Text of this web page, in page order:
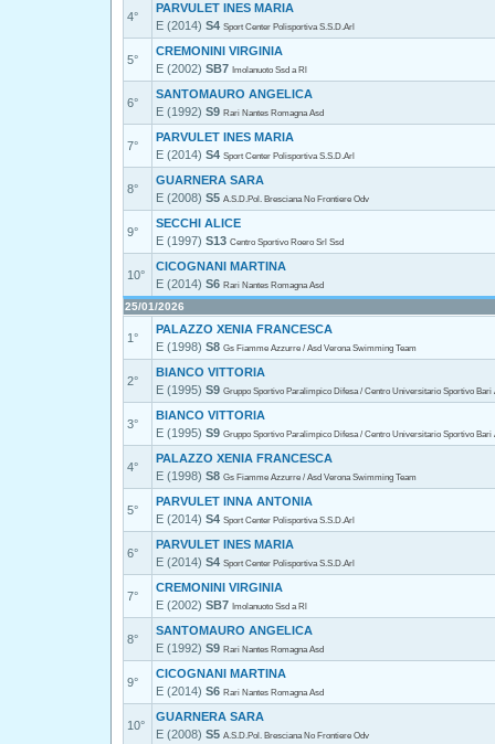
4°
PARVULET INES MARIA
E (2014) S4 Sport Center Polisportiva S.S.D.Arl
5°
CREMONINI VIRGINIA
E (2002) SB7 Imolanuoto Ssd a Rl
6°
SANTOMAURO ANGELICA
E (1992) S9 Rari Nantes Romagna Asd
7°
PARVULET INES MARIA
E (2014) S4 Sport Center Polisportiva S.S.D.Arl
8°
GUARNERA SARA
E (2008) S5 A.S.D.Pol. Bresciana No Frontiere Odv
9°
SECCHI ALICE
E (1997) S13 Centro Sportivo Roero Srl Ssd
10°
CICOGNANI MARTINA
E (2014) S6 Rari Nantes Romagna Asd
25/01/2026
1°
PALAZZO XENIA FRANCESCA
E (1998) S8 Gs Fiamme Azzurre / Asd Verona Swimming Team
2°
BIANCO VITTORIA
E (1995) S9 Gruppo Sportivo Paralimpico Difesa / Centro Universitario Sportivo Bari
3°
BIANCO VITTORIA
E (1995) S9 Gruppo Sportivo Paralimpico Difesa / Centro Universitario Sportivo Bari
4°
PALAZZO XENIA FRANCESCA
E (1998) S8 Gs Fiamme Azzurre / Asd Verona Swimming Team
5°
PARVULET INNA ANTONIA
E (2014) S4 Sport Center Polisportiva S.S.D.Arl
6°
PARVULET INES MARIA
E (2014) S4 Sport Center Polisportiva S.S.D.Arl
7°
CREMONINI VIRGINIA
E (2002) SB7 Imolanuoto Ssd a Rl
8°
SANTOMAURO ANGELICA
E (1992) S9 Rari Nantes Romagna Asd
9°
CICOGNANI MARTINA
E (2014) S6 Rari Nantes Romagna Asd
10°
GUARNERA SARA
E (2008) S5 A.S.D.Pol. Bresciana No Frontiere Odv